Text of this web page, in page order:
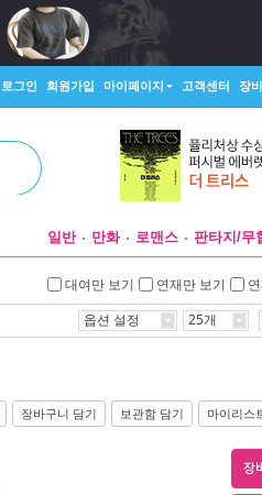
로그인 회원가입 마이페이지 고객센터 장
일반 만화 로맨스 판타지/무
대여만 보기 연재만 보기
옵션 설정 25개
장바구니 담기 보관함 담기 마이리스
장